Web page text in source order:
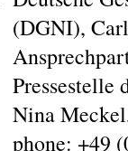
(DGNI),
Pressestelle
Nina
phone: +49